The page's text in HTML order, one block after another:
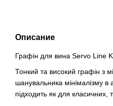
Описание
Графін для вина Servo Line
Тонкий та високий графін з
шанувальника мінімалізму
підходить як для класичних,